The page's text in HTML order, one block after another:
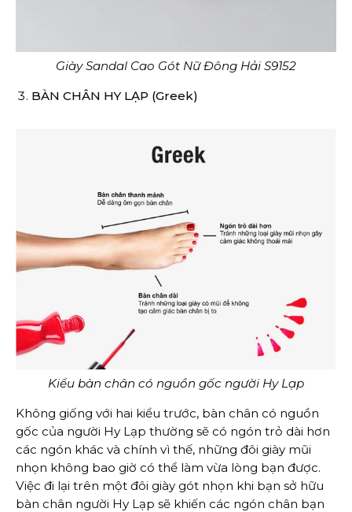
Giày Sandal Cao Gót Nữ Đông Hải S9152
BÀN CHÂN HY LẠP (Greek)
Kiểu bàn chân có nguồn gốc người Hy Lạp
Không giống với hai kiểu trước, bàn chân có nguồn
gốc của người Hy Lạp thường sẽ có ngón trỏ dài hơn
các ngón khác và chính vì thế, những đôi giày mũi
nhọn không bao giờ có thể làm vừa lòng bạn được.
Việc đi lại trên một đôi giày gót nhọn khi bạn sở hữu
bàn chân người Hy Lạp sẽ khiến các ngón chân bạn